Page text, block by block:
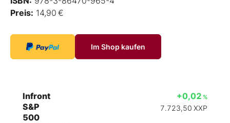
Preis: 14,90 €
Im Shop kaufen
Infront
S&P
500
+0,02 %
7.723,50 XXP